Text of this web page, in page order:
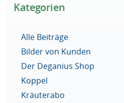
Kategorien
Alle Beiträge
Bilder von Kunden
Der Deganius Shop
Koppel
Kräuterabo